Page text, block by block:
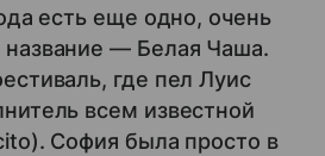
есть еще одно, очень
название — Белая Чаша.
где пел Луис
всем известной
София была просто в